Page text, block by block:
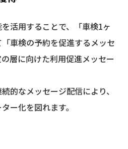
活用することで、「車検1ヶ
車検の予約を促進するメッセ
層に向けた利用促進メッセー
的なメッセージ配信により、
ー化を図れます。